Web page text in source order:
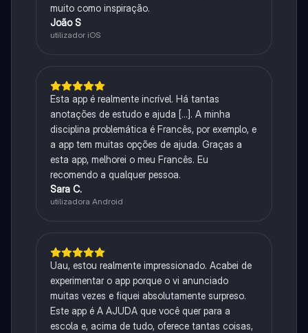
muito como inspiração.
João S
utilizador iOS
Esta app é realmente incrível. Há tantas
anotações de estudo e ajuda [...]. A minha
disciplina problemática é Francês, por exemplo, e
a app tem muitas opções de ajuda. Graças a
esta app, melhorei o meu Francês. Eu
recomendo a qualquer pessoa.
Sara C.
utilizadora Android
Uau, estou realmente impressionado. Acabei de
experimentar o app porque o vi anunciado
muitas vezes e fiquei absolutamente surpreso.
Este app é A AJUDA que você quer para a
escola e, acima de tudo, oferece tantas coisas,